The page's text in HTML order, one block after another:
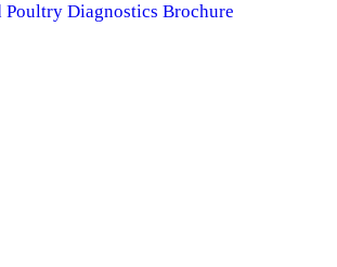
Poultry Diagnostics Brochure